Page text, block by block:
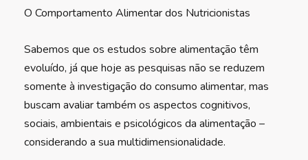
O Comportamento Alimentar dos Nutricionistas
Sabemos que os estudos sobre alimentação têm
evoluído, já que hoje as pesquisas não se reduzem
somente à investigação do consumo alimentar, mas
buscam avaliar também os aspectos cognitivos,
sociais, ambientais e psicológicos da alimentação –
considerando a sua multidimensionalidade.